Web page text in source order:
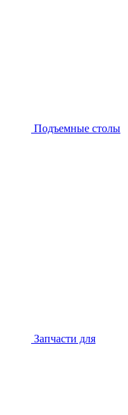
Подъемные столы
Запчасти для